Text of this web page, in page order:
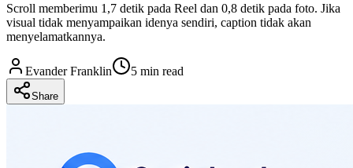
Scroll memberimu 1,7 detik pada Reel dan 0,8 detik pada foto. Jika
visual tidak menyampaikan idenya sendiri, caption tidak akan
menyelamatkannya.
Evander Franklin 5 min read
Share